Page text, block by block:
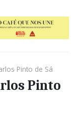
Pinto de Sá
Pinto